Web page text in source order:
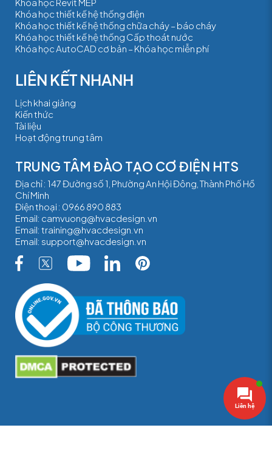
Khóa học Revit MEP
Khóa học thiết kế hệ thống điện
Khóa học thiết kế hệ thống chữa cháy – báo cháy
Khóa học thiết kế hệ thống Cấp thoát nước
Khóa học AutoCAD cơ bản – Khóa học miễn phí
Lịch khai giảng
Kiến thức
Tài liệu
Hoạt động trung tâm
TRUNG TÂM ĐÀO TẠO CƠ ĐIỆN HTS
Địa chỉ : 147 Đường số 1, Phường An Hội Đông, Thành Phố Hồ
Chí Minh
Điện thoại : 0966 890 883
Email: camvuong@hvacdesign.vn
Email: training@hvacdesign.vn
Email: support@hvacdesign.vn